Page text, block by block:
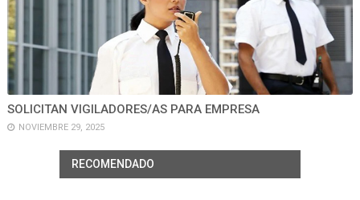
SOLICITAN VIGILADORES/AS PARA EMPRESA
NOVIEMBRE 29, 2025
RECOMENDADO